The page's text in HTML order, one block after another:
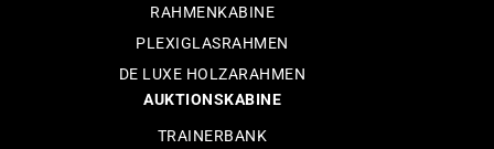
RAHMENKABINE
PLEXIGLASRAHMEN
DE LUXE HOLZARAHMEN
AUKTIONSKABINE
TRAINERBANK